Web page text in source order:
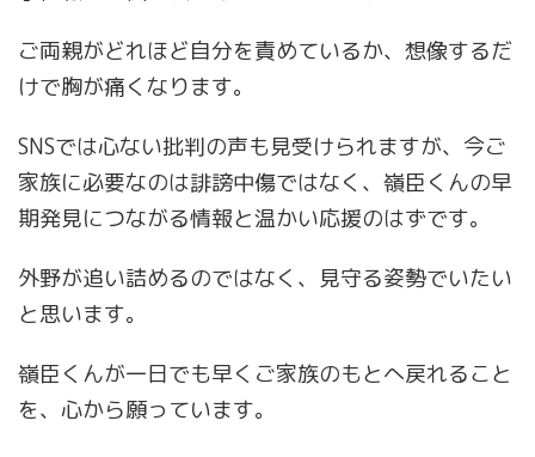
ご両親がどれほど自分を責めているか、想像するだ
けで胸が痛くなります。
SNSでは心ない批判の声も見受けられますが、今ご
家族に必要なのは誹謗中傷ではなく、嶺臣くんの早
期発見につながる情報と温かい応援のはずです。
外野が追い詰めるのではなく、見守る姿勢でいたい
と思います。
嶺臣くんが一日でも早くご家族のもとへ戻れること
を、心から願っています。